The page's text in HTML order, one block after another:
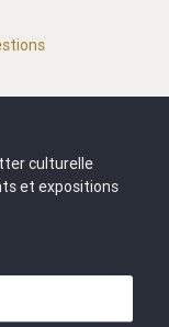
culturelle
et expositions